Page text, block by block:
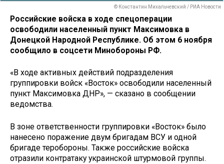
© Константин Михальчевский / РИА Новости
Российские войска в ходе спецоперации
освободили населенный пункт Максимовка в
Донецкой Народной Республике. Об этом 6 ноября
сообщило в соцсети Минобороны РФ.
«В ходе активных действий подразделения
группировки войск «Восток» освободили населенный
пункт Максимовка ДНР», — сказано в сообщении
ведомства.
В зоне ответственности группировки «Восток» было
нанесено поражение двум бригадам ВСУ и одной
бригаде теробороны. Также российские войска
отразили контратаку украинской штурмовой группы.